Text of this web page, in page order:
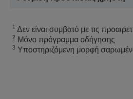
1 Δεν είναι συμβατό με τις
2 Μόνο πρόγραμμα οδήγησης
3 Υποστηριζόμενη μορφή